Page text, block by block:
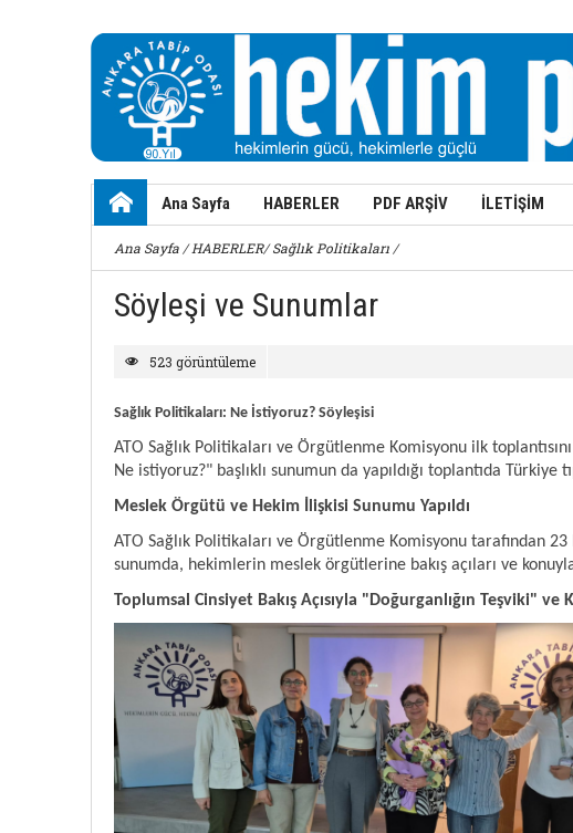
Ana Sayfa HABERLER PDF ARŞİV İLETİŞİM
Ana Sayfa /HABERLER/Sağlık Politikaları /
Söyleşi ve Sunumlar
523 görüntüleme
Sağlık Politikaları: Ne İstiyoruz? Söyleşisi
ATO Sağlık Politikaları ve Örgütlenme Komisyonu ilk
Ne istiyoruz?" başlıklı sunumun da yapıldığı toplantıda
Meslek Örgütü ve Hekim İlişkisi Sunumu Yapıldı
ATO Sağlık Politikaları ve Örgütlenme Komisyonu tarafından
sunumda, hekimlerin meslek örgütlerine bakış açıları ve
Toplumsal Cinsiyet Bakış Açısıyla "Doğurganlığın Teşviki" ve